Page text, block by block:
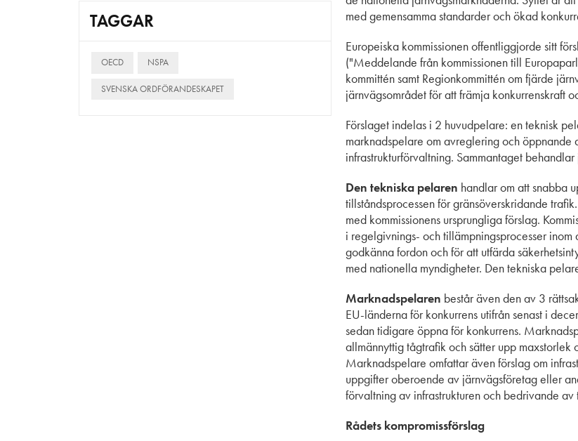
med gemensamma standarder och ökad
Europeiska kommissionen offentliggjorde sitt
("Meddelande från kommissionen till
kommittén samt Regionkommittén om fjärde
järnvägsområdet för att främja konkurrenskraft
Förslaget indelas i 2 huvudpelare: en teknisk
marknadspelare om avreglering och öppnande
infrastrukturförvaltning. Sammantaget
Den tekniska pelaren handlar om att snabba
tillståndsprocessen för gränsöverskridande
med kommissionens ursprungliga förslag.
i regelgivnings- och tillämpningsprocesser
godkänna fordon och för att utfärda
med nationella myndigheter. Den tekniska
Marknadspelaren består även den av 3
EU-länderna för konkurrens utifrån senast i
sedan tidigare öppna för konkurrens.
allmännyttig tågtrafik och sätter upp
Marknadspelare omfattar även förslag om
uppgifter oberoende av järnvägsföretag eller
förvaltning av infrastrukturen och bedrivande
Rådets kompromissförslag
TAGGAR
OECD NSPA
SVENSKA ORDFÖRANDESKAPET